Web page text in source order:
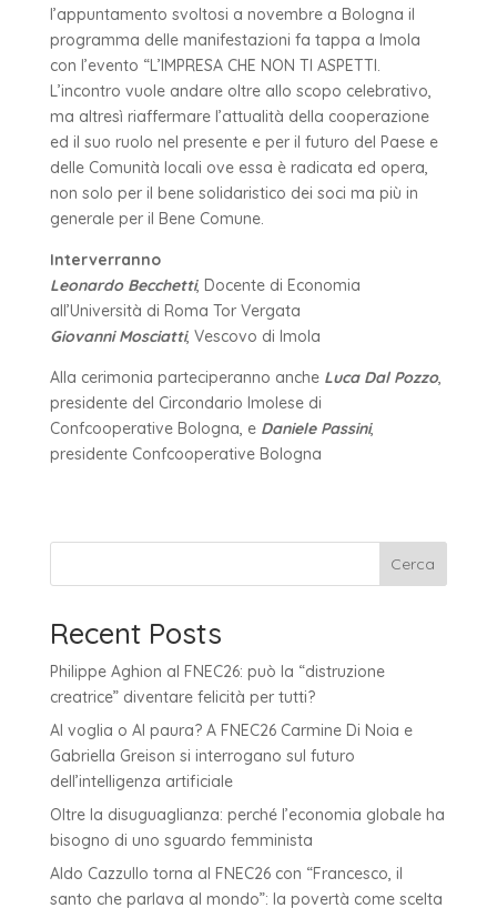
l’appuntamento svoltosi a novembre a Bologna il
programma delle manifestazioni fa tappa a Imola
con l’evento “L’IMPRESA CHE NON TI ASPETTI.
L’incontro vuole andare oltre allo scopo celebrativo,
ma altresì riaffermare l’attualità della cooperazione
ed il suo ruolo nel presente e per il futuro del Paese e
delle Comunità locali ove essa è radicata ed opera,
non solo per il bene solidaristico dei soci ma più in
generale per il Bene Comune.
Interverranno
Leonardo Becchetti, Docente di Economia
all’Università di Roma Tor Vergata
Giovanni Mosciatti, Vescovo di Imola
Alla cerimonia parteciperanno anche Luca Dal Pozzo,
presidente del Circondario Imolese di
Confcooperative Bologna, e Daniele Passini,
presidente Confcooperative Bologna
Cerca
Recent Posts
Philippe Aghion al FNEC26: può la “distruzione
creatrice” diventare felicità per tutti?
AI voglia o AI paura? A FNEC26 Carmine Di Noia e
Gabriella Greison si interrogano sul futuro
dell’intelligenza artificiale
Oltre la disuguaglianza: perché l’economia globale ha
bisogno di uno sguardo femminista
Aldo Cazzullo torna al FNEC26 con “Francesco, il
santo che parlava al mondo”: la povertà come scelta